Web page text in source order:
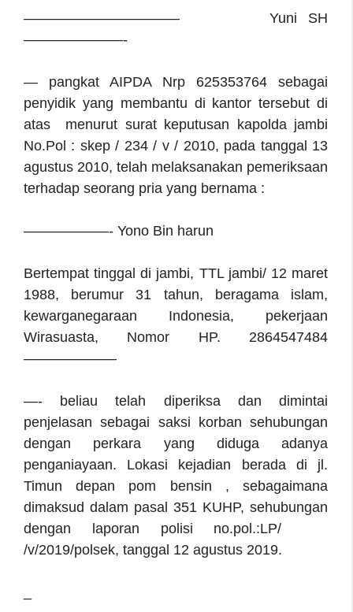
——————————— Yuni SH
———————-
— pangkat AIPDA Nrp 625353764 sebagai
penyidik yang membantu di kantor tersebut di
atas menurut surat keputusan kapolda jambi
No.Pol : skep / 234 / v / 2010, pada tanggal 13
agustus 2010, telah melaksanakan pemeriksaan
terhadap seorang pria yang bernama :
——————- Yono Bin harun
Bertempat tinggal di jambi, TTL jambi/ 12 maret
1988, berumur 31 tahun, beragama islam,
kewarganegaraan Indonesia, pekerjaan
Wirasuasta, Nomor HP. 2864547484
——————–
—- beliau telah diperiksa dan dimintai
penjelasan sebagai saksi korban sehubungan
dengan perkara yang diduga adanya
penganiayaan. Lokasi kejadian berada di jl.
Timun depan pom bensin , sebagaimana
dimaksud dalam pasal 351 KUHP, sehubungan
dengan laporan polisi no.pol.:LP/
/v/2019/polsek, tanggal 12 agustus 2019.